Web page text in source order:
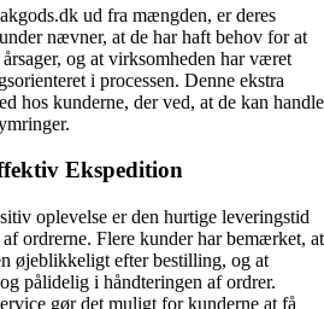
ud fra mængden, er deres
nævner, at de har haft behov for at
og at virksomheden har været
i processen. Denne ekstra
hos kunderne, der ved, at de kan handle
Ekspedition
oplevelse er den hurtige leveringstid
ordrerne. Flere kunder har bemærket, at
øjeblikkeligt efter bestilling, og at
pålidelig i håndteringen af ordrer.
gør det muligt for kunderne at få